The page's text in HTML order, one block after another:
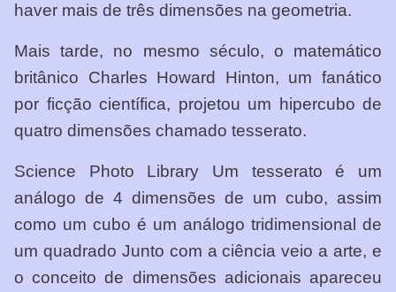
haver mais de três dimensões na geometria.
Mais tarde, no mesmo século, o matemático
britânico Charles Howard Hinton, um fanático
por ficção científica, projetou um hipercubo de
quatro dimensões chamado tesserato.
Science Photo Library Um tesserato é um
análogo de 4 dimensões de um cubo, assim
como um cubo é um análogo tridimensional de
um quadrado Junto com a ciência veio a arte, e
o conceito de dimensões adicionais apareceu